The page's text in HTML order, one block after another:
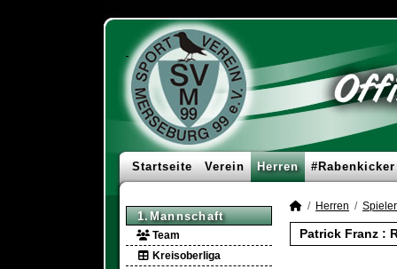
Startseite Verein Herren #Rabenkicker
1.Mannschaft
Team
Kreisoberliga
Herren
Patrick Franz :